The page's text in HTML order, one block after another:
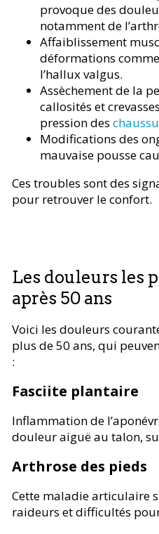
provoque des
notamment de
Affaiblissement
déformations
l’hallux valgus.
Assèchement de la
callosités et
pression des
Modifications des
mauvaise pousse
Ces troubles sont des
pour retrouver le confort.
Les douleurs les
après 50 ans
Voici les douleurs
plus de 50 ans, qui
:
Fasciite plantaire
Inflammation de
douleur aiguë au talon,
Arthrose des pieds
Cette maladie articulaire
raideurs et difficultés